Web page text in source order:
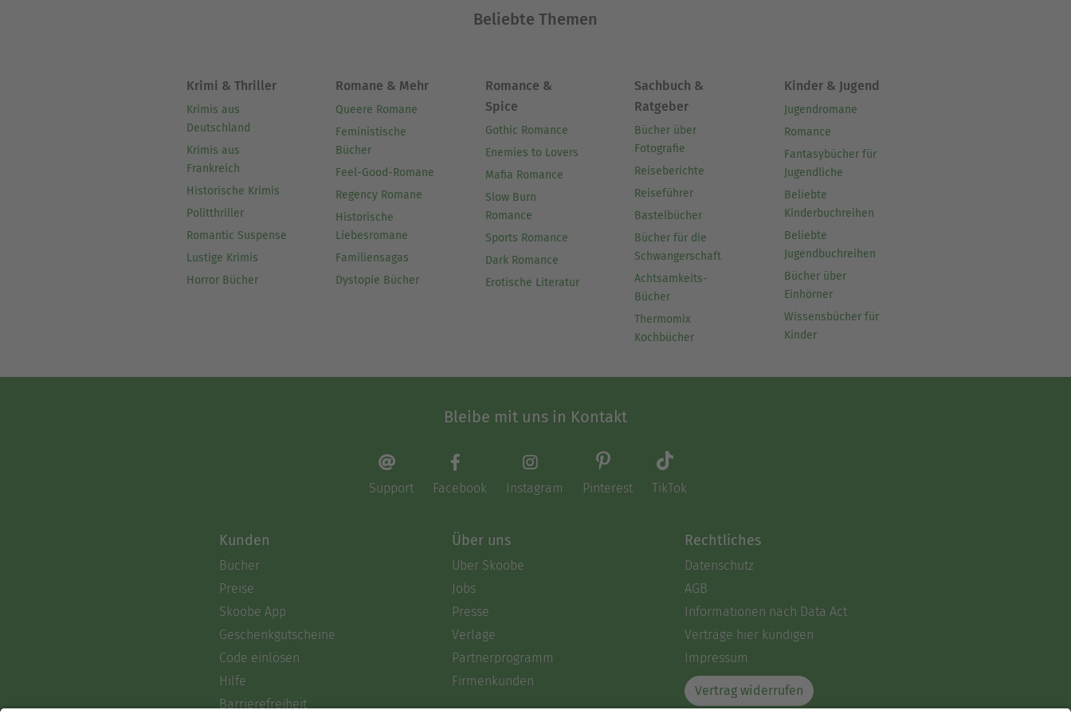
Beliebte Themen
Krimi & Thriller
Krimis aus
Deutschland
Krimis aus
Frankreich
Historische Krimis
Politthriller
Romantic Suspense
Lustige Krimis
Horror Bücher
Romane & Mehr
Queere Romane
Feministische
Bücher
Feel-Good-Romane
Regency Romane
Historische
Liebesromane
Familiensagas
Dystopie Bücher
Romance &
Spice
Gothic Romance
Enemies to Lovers
Mafia Romance
Slow Burn
Romance
Sports Romance
Dark Romance
Erotische Literatur
Sachbuch &
Ratgeber
Bücher über
Fotografie
Reiseberichte
Reiseführer
Bastelbücher
Bücher für die
Schwangerschaft
Achtsamkeits-
Bücher
Thermomix
Kochbücher
Kinder & Jugend
Jugendromane
Romance
Fantasybücher für
Jugendliche
Beliebte
Kinderbuchreihen
Beliebte
Jugendbuchreihen
Bücher über
Einhörner
Wissensbücher für
Kinder
Bleibe mit uns in Kontakt
Support Facebook Instagram Pinterest TikTok
Kunden
Bücher
Preise
Skoobe App
Geschenkgutscheine
Code einlösen
Hilfe
Barrierefreiheit
Über uns
Über Skoobe
Jobs
Presse
Verlage
Partnerprogramm
Firmenkunden
Rechtliches
Datenschutz
AGB
Informationen nach Data Act
Verträge hier kündigen
Impressum
Vertrag widerrufen